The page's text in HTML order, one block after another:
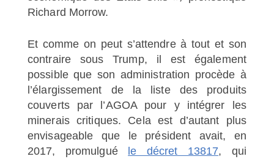
Richard Morrow.
Et comme on peut s’attendre à tout et son
contraire sous Trump, il est également
possible que son administration procède à
l’élargissement de la liste des produits
couverts par l’AGOA pour y intégrer les
minerais critiques. Cela est d’autant plus
envisageable que le président avait, en
2017, promulgué le décret 13817, qui